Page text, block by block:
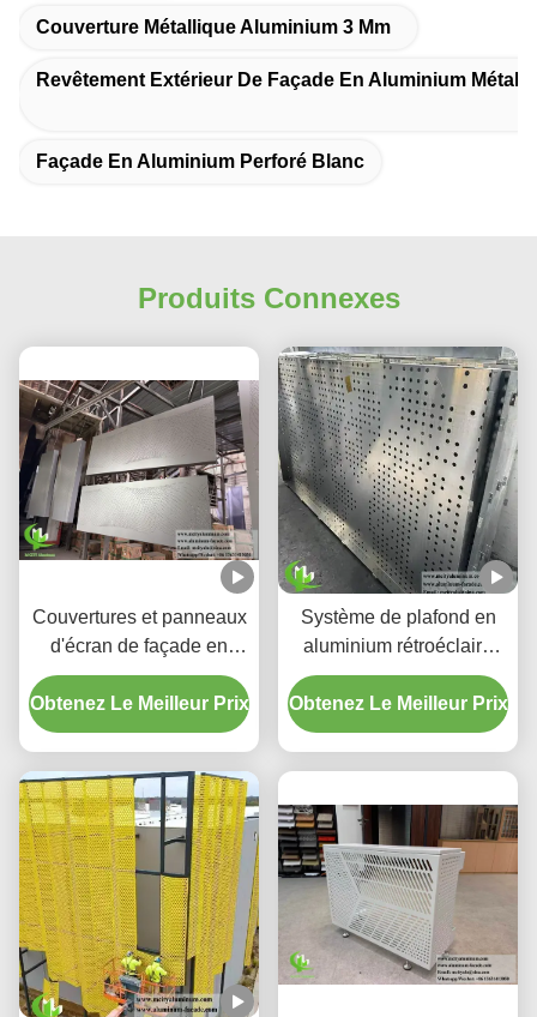
Couverture Métallique Aluminium 3 Mm
Revêtement Extérieur De Façade En Aluminium
Façade En Aluminium Perforé Blanc
Produits Connexes
Couvertures et panneaux
d'écran de façade en
aluminium perforé à
dégradé personnalisé
Obtenez Le Meilleur Prix
Système de plafond en
aluminium rétroéclairé
perforé personnalisé avec
boîtier LED intégré et
motifs de découpe laser
Obtenez Le Meilleur Prix